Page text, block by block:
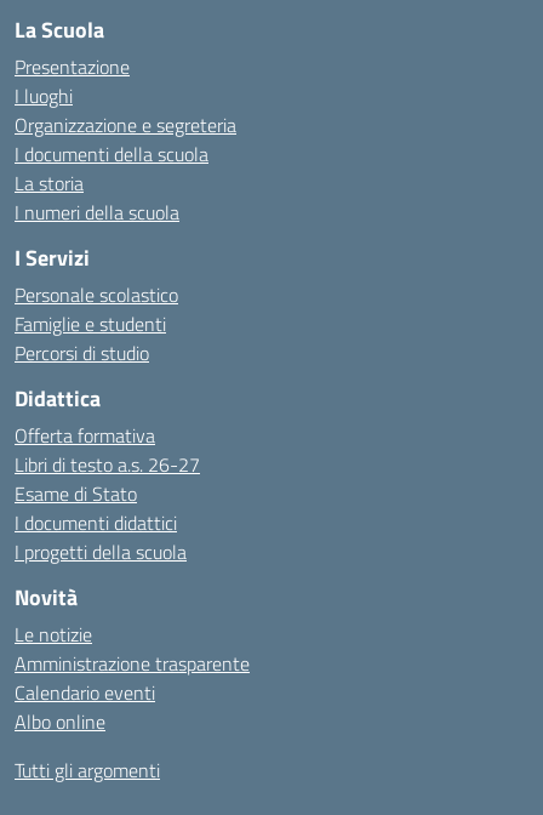
La Scuola
Presentazione
I luoghi
Organizzazione e segreteria
I documenti della scuola
La storia
I numeri della scuola
I Servizi
Personale scolastico
Famiglie e studenti
Percorsi di studio
Didattica
Offerta formativa
Libri di testo a.s. 26-27
Esame di Stato
I documenti didattici
I progetti della scuola
Novità
Le notizie
Amministrazione trasparente
Calendario eventi
Albo online
Tutti gli argomenti